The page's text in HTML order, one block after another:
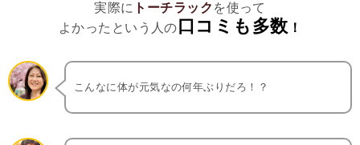
実際に トーチラック を使って
よかったという人の 口コミも多数 ！
こんなに体が元気なの何年ぶりだろ！？